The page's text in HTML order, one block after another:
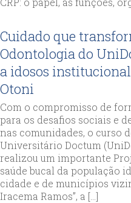
Cuidado que
Odontologia do
a idosos
Otoni
Com o compromisso de
para os desafios sociais e
nas comunidades, o curso
Universitário Doctum
realizou um importante
saúde bucal da população
cidade e de municípios
Iracema Ramos”, a […]